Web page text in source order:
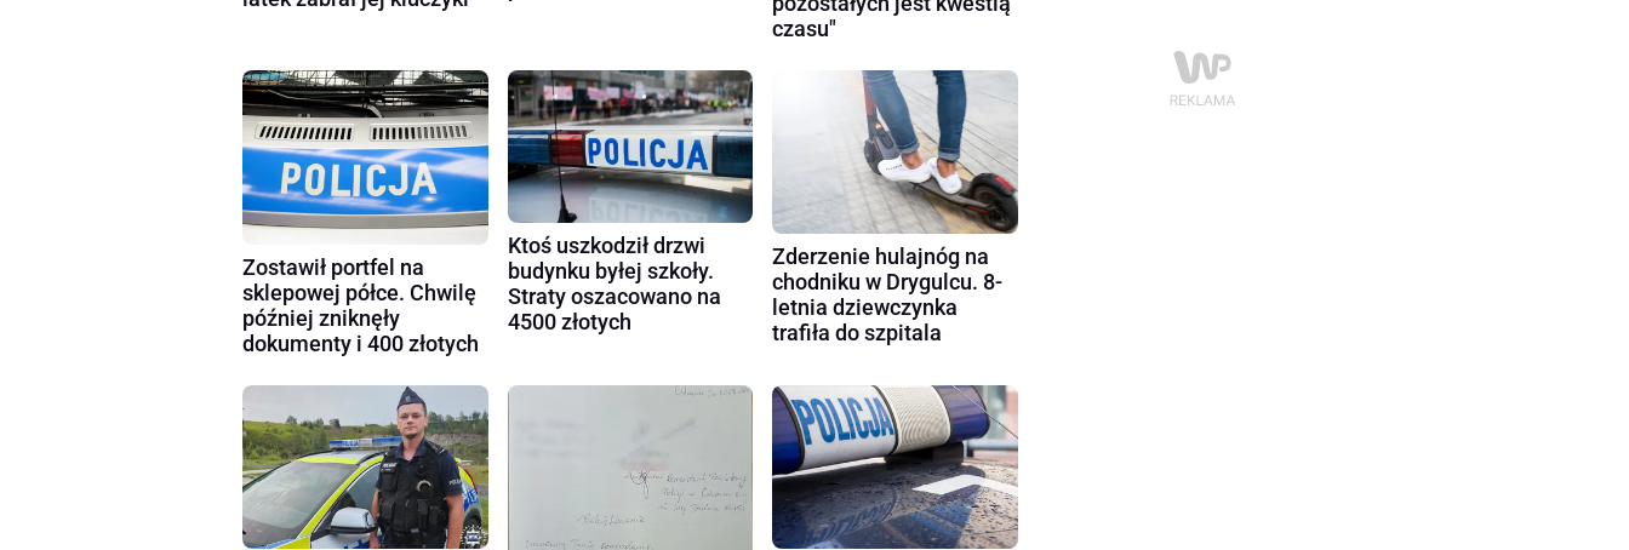
czasu"
Zostawił portfel na
sklepowej półce. Chwilę
później zniknęły
dokumenty i 400 złotych
Ktoś uszkodził drzwi
budynku byłej szkoły.
Straty oszacowano na
4500 złotych
Zderzenie hulajnóg na
chodniku w Drygulcu. 8-
letnia dziewczynka
trafiła do szpitala